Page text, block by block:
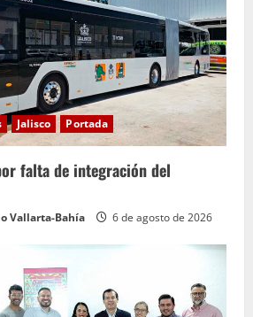
Jalisco Portada
falta de integración del
Vallarta-Bahía 6 de agosto de 2026